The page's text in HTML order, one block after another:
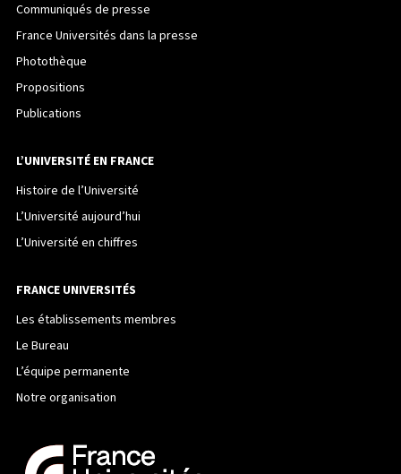
Communiqués de presse
France Universités dans la presse
Photothèque
Propositions
Publications
L’UNIVERSITÉ EN FRANCE
Histoire de l’Université
L’Université aujourd’hui
L’Université en chiffres
FRANCE UNIVERSITÉS
Les établissements membres
Le Bureau
L’équipe permanente
Notre organisation